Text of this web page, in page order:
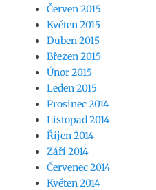
Červen 2015
Květen 2015
Duben 2015
Březen 2015
Únor 2015
Leden 2015
Prosinec 2014
Listopad 2014
Říjen 2014
Září 2014
Červenec 2014
Květen 2014